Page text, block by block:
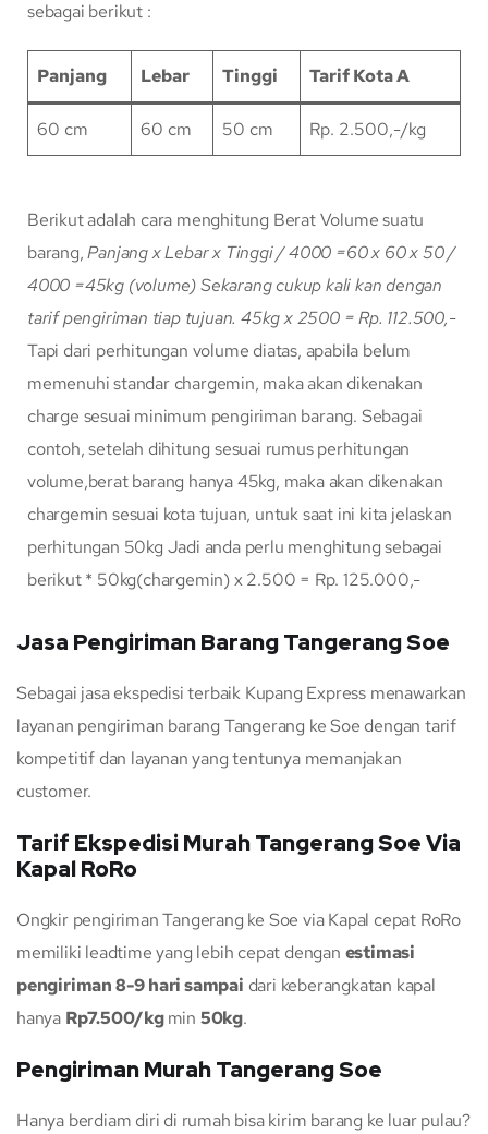
sebagai berikut :
Panjang Lebar Tinggi Tarif Kota A
60 cm 60 cm 50 cm Rp. 2.500,-/kg
Berikut adalah cara menghitung Berat Volume suatu
barang,Panjang x Lebar x Tinggi / 4000 =60 x 60 x 50 /
4000 =45kg (volume)Sekarang cukup kali kan dengan
tarif pengiriman tiap tujuan. 45kg x 2500 = Rp. 112.500,-
Tapi dari perhitungan volume diatas, apabila belum
memenuhi standar chargemin, maka akan dikenakan
charge sesuai minimum pengiriman barang. Sebagai
contoh, setelah dihitung sesuai rumus perhitungan
volume,berat barang hanya 45kg, maka akan dikenakan
chargemin sesuai kota tujuan, untuk saat ini kita jelaskan
perhitungan 50kg Jadi anda perlu menghitung sebagai
berikut * 50kg(chargemin) x 2.500 = Rp. 125.000,-
Jasa Pengiriman Barang Tangerang Soe
Sebagai jasa ekspedisi terbaik Kupang Express menawarkan
layanan pengiriman barang Tangerang ke Soe dengan tarif
kompetitif dan layanan yang tentunya memanjakan
customer.
Tarif Ekspedisi Murah Tangerang Soe Via
Kapal RoRo
Ongkir pengiriman Tangerang ke Soe via Kapal cepat RoRo
memiliki leadtime yang lebih cepat dengan estimasi
pengiriman 8-9 hari sampai dari keberangkatan kapal
hanya Rp7.500/kgmin 50kg.
Pengiriman Murah Tangerang Soe
Hanya berdiam diri di rumah bisa kirim barang ke luar pulau?